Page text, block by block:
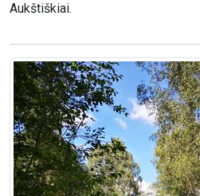
Aukštiškiai.